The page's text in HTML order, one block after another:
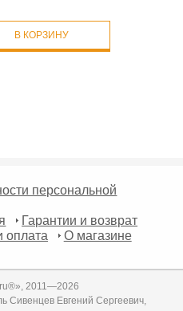
В КОРЗИНУ
персональной
Гарантии и возврат
оплата
О магазине
2011—2026
Сивенцев Евгений Сергеевич,